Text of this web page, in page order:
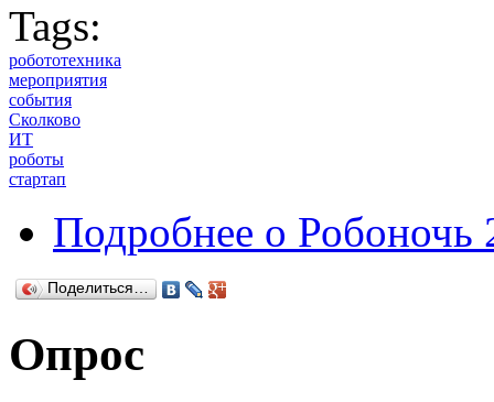
Tags:
робототехника
мероприятия
события
Сколково
ИТ
роботы
стартап
Подробнее о Робоночь
Поделиться…
Опрос